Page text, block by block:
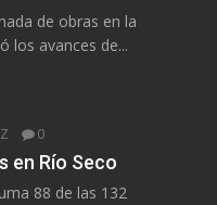
de obras en la
los avances de...
0
en Río Seco
88 de las 132